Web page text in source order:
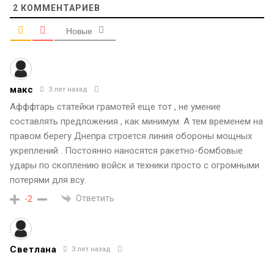
2 КОММЕНТАРИЕВ
Новые
макс 3 лет назад
Афффтарь статейки грамотей еще тот , не умение
составлять предложения , как минимум. А тем временем на
правом берегу Днепра строется линия обороны мощных
укреплений . Постоянно наносятся ракетно-бомбовые
удары по скоплению войск и техники просто с огромными
потерями для всу.
-2 Ответить
Светлана 3 лет назад